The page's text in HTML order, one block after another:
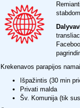
Krekenavos parapijos
Išpažintis (30 min
Privati malda
Šv. Komunija (tik